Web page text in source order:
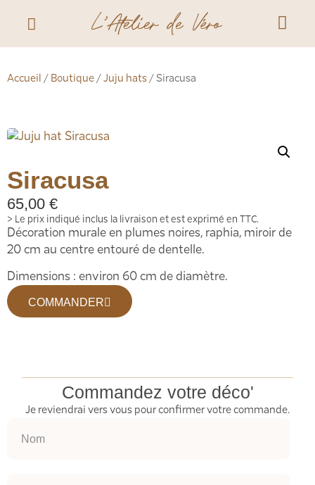
Accueil / Boutique / Juju hats / Siracusa
Siracusa
65,00 €
> Le prix indiqué inclus la livraison et est exprimé en TTC.
Décoration murale en plumes noires, raphia, miroir de
20 cm au centre entouré de dentelle.
Dimensions : environ 60 cm de diamètre.
COMMANDER
Commandez votre déco'
Je reviendrai vers vous pour confirmer votre commande.